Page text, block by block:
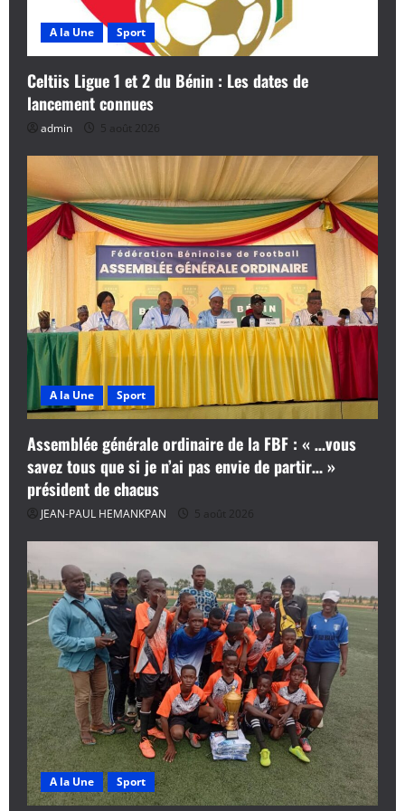
eA la Une Sport
Celtiis Ligue 1 et 2 du Bénin : Les dates de
lancement connues
admin 5 août 2026
A la Une Sport
Assemblée générale ordinaire de la FBF : « …vous
savez tous que si je n’ai pas envie de partir… »
président de chacus
JEAN-PAUL HEMANKPAN 5 août 2026
A la Une Sport